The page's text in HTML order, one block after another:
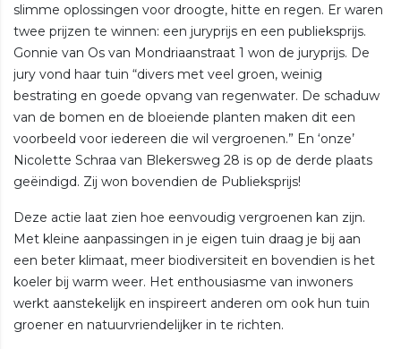
slimme oplossingen voor droogte, hitte en regen. Er waren
twee prijzen te winnen: een juryprijs en een publieksprijs.
Gonnie van Os van Mondriaanstraat 1 won de juryprijs. De
jury vond haar tuin “divers met veel groen, weinig
bestrating en goede opvang van regenwater. De schaduw
van de bomen en de bloeiende planten maken dit een
voorbeeld voor iedereen die wil vergroenen.” En ‘onze’
Nicolette Schraa van Blekersweg 28 is op de derde plaats
geëindigd. Zij won bovendien de Publieksprijs!
Deze actie laat zien hoe eenvoudig vergroenen kan zijn.
Met kleine aanpassingen in je eigen tuin draag je bij aan
een beter klimaat, meer biodiversiteit en bovendien is het
koeler bij warm weer. Het enthousiasme van inwoners
werkt aanstekelijk en inspireert anderen om ook hun tuin
groener en natuurvriendelijker in te richten.